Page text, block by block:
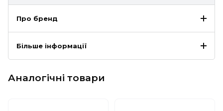
Про бренд
Більше інформації
Аналогічні товари